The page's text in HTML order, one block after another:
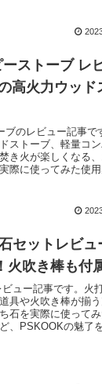
ーストーブ レ
高火力ウッド
ブのレビュー記事で
ストーブ、軽量コン
き火が楽しくなる
際に使ってみた使用
セットレビュ
火吹き棒も付
ュー記事です。火
具や火吹き棒が揃
石を実際に使って
、PSKOOKの魅了を